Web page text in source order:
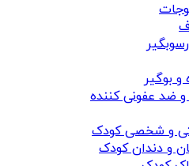
بوگیر
ضد عفونی کننده
و شخصی کودک
و دندان کودک